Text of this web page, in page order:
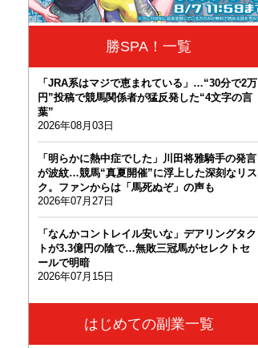
勝SPA！一覧
「JRA系はマジで恵まれている」…“30分で2万
円”投稿で競馬関係者が猛反発した“4文字の言
葉”
2026年08月03日
「明らかに熱中症でした」川田将雅騎手の発言
が波紋…競馬“真夏開催”に浮上した深刻なリス
ク。ファンからは「馬死ぬぞ」の声も
2026年07月27日
「なんかコントレイル安いな」デアリングタク
トが3.3億円の陰で…無敗三冠馬がセレクトセ
ールで明暗
2026年07月15日
はじめての副業一覧